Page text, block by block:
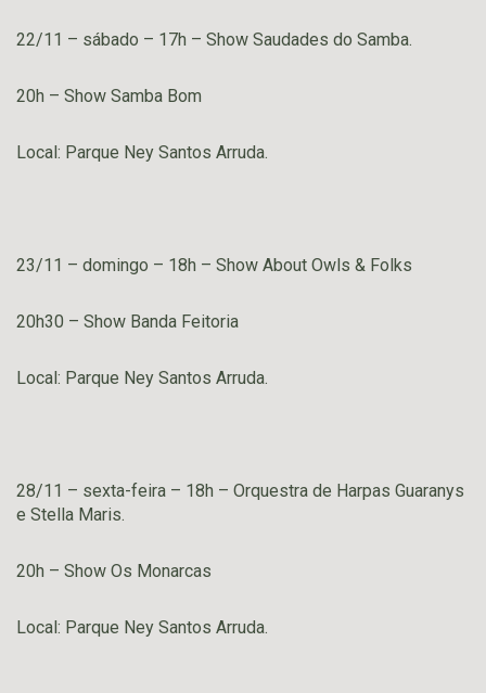
22/11 – sábado – 17h – Show Saudades do Samba.
20h – Show Samba Bom
Local: Parque Ney Santos Arruda.
23/11 – domingo – 18h – Show About Owls & Folks
20h30 – Show Banda Feitoria
Local: Parque Ney Santos Arruda.
28/11 – sexta-feira – 18h – Orquestra de Harpas Guaranys
e Stella Maris.
20h – Show Os Monarcas
Local: Parque Ney Santos Arruda.